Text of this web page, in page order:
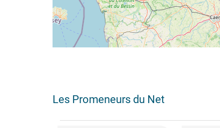
Les Promeneurs du Net